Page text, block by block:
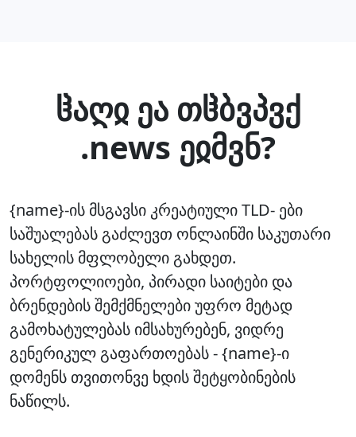
ჱაღჲ ეა თჱბვპვქ
.news ეჲმვნ?
{name}-ის მსგავსი კრეატიული TLD- ები
საშუალებას გაძლევთ ონლაინში საკუთარი
სახელის მფლობელი გახდეთ.
პორტფოლიოები, პირადი საიტები და
ბრენდების შემქმნელები უფრო მეტად
გამოხატულებას იმსახურებენ, ვიდრე
გენერიკულ გაფართოებას - {name}-ი
დომენს თვითონვე ხდის შეტყობინების
ნაწილს.